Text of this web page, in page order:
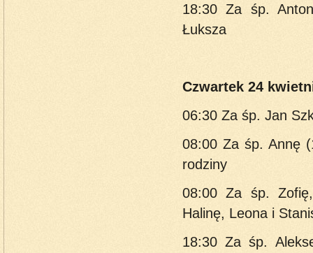
18:30 Za śp.
Łuksza
Czwartek 24
06:30 Za śp. Jan
08:00 Za śp. Annę
rodziny
08:00 Za śp.
Halinę, Leona i
18:30 Za śp.